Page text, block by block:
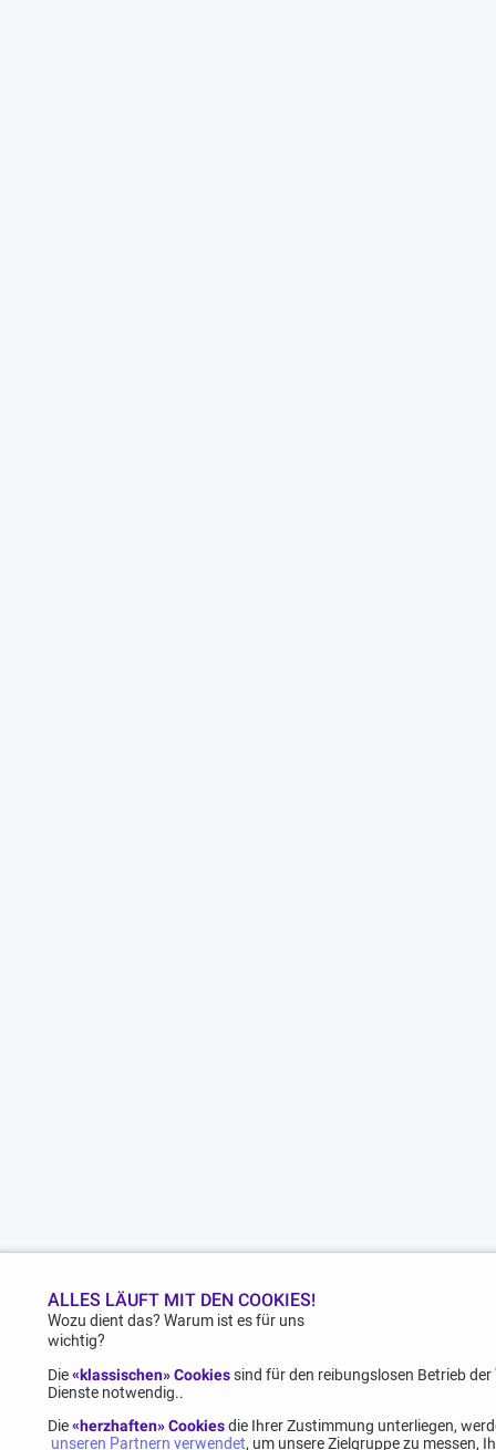
ALLES LÄUFT MIT DEN COOKIES!
Wozu dient das? Warum ist es für uns
wichtig?
Die«klassischen» Cookiessind für den reibungslosen Betrieb
Dienste notwendig..
Die«herzhaften» Cookiesdie Ihrer Zustimmung unterliegen,
unseren Partnern verwendet, um unsere Zielgruppe zu messen,